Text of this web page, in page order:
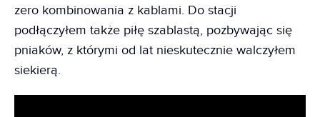
zero kombinowania z kablami. Do stacji
podłączyłem także piłę szablastą, pozbywając się
pniaków, z którymi od lat nieskutecznie walczyłem
siekierą.